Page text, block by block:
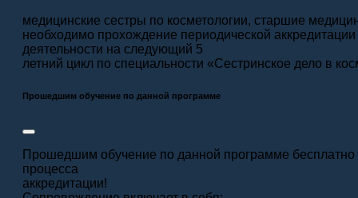
медицинские сестры по косметологии, старшие
необходимо прохождение периодической
деятельности на следующий 5
летний цикл по специальности «Сестринское дело в
Прошедшим обучение по данной программе
Прошедшим обучение по данной программе
процесса
аккредитации!